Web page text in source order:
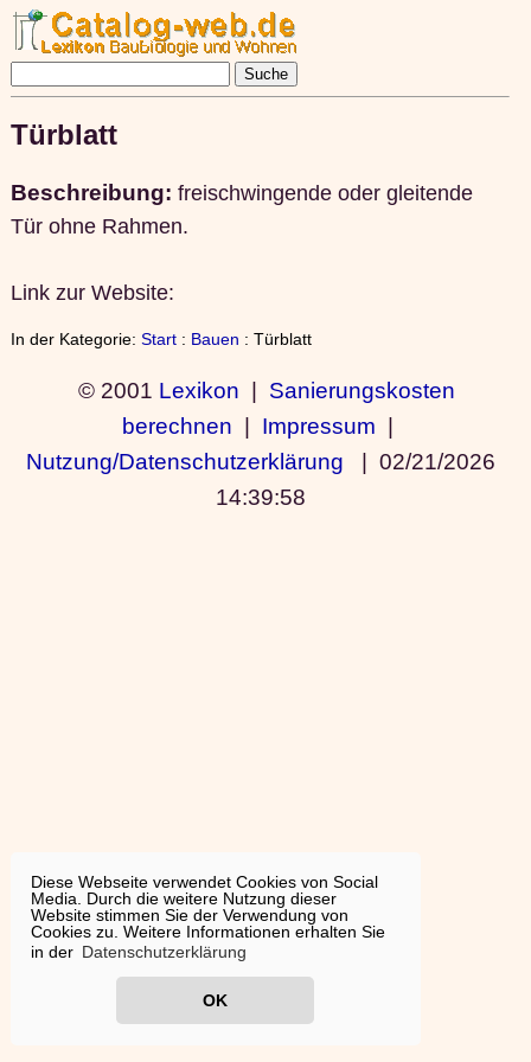
Diese Webseite verwendet Cookies von Social
Media. Durch die weitere Nutzung dieser
Website stimmen Sie der Verwendung von
Cookies zu. Weitere Informationen erhalten Sie
in der Datenschutzerklärung
OK
Türblatt
Beschreibung: freischwingende oder gleitende
Tür ohne Rahmen.
Link zur Website:
In der Kategorie: Start: Bauen : Türblatt
© 2001 Lexikon | Sanierungskosten
berechnen | Impressum |
Nutzung/Datenschutzerklärung | 02/21/2026
14:39:58